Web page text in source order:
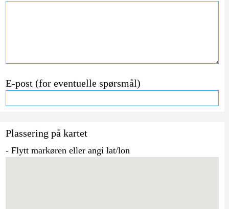
E-post (for eventuelle spørsmål)
Plassering på kartet
- Flytt markøren eller angi lat/lon